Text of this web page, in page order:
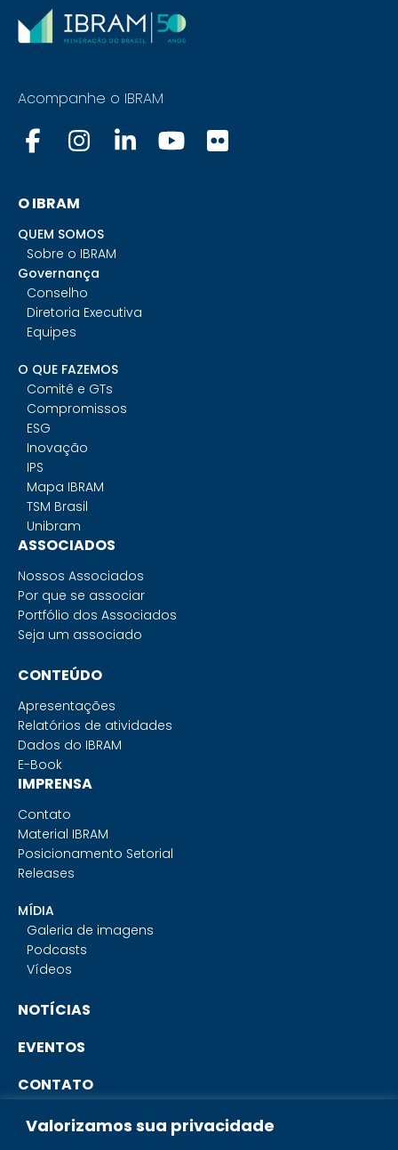
Valorizamos sua privacidade
Acompanhe o IBRAM
O IBRAM
QUEM SOMOS
Sobre o IBRAM
Governança
Conselho
Diretoria Executiva
Equipes
O QUE FAZEMOS
Comitê e GTs
Compromissos
ESG
Inovação
IPS
Mapa IBRAM
TSM Brasil
Unibram
ASSOCIADOS
Nossos Associados
Por que se associar
Portfólio dos Associados
Seja um associado
CONTEÚDO
Apresentações
Relatórios de atividades
Dados do IBRAM
E-Book
IMPRENSA
Contato
Material IBRAM
Posicionamento Setorial
Releases
MÍDIA
Galeria de imagens
Podcasts
Vídeos
NOTÍCIAS
EVENTOS
CONTATO